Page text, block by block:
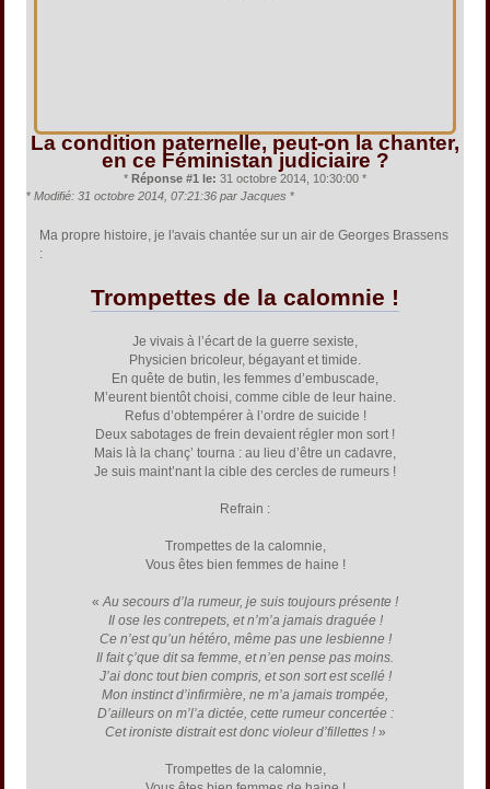
La condition paternelle, peut-on la chanter,
en ce Féministan judiciaire ?
* Réponse #1 le: 31 octobre 2014, 10:30:00 *
* Modifié: 31 octobre 2014, 07:21:36 par Jacques *
Ma propre histoire, je l'avais chantée sur un air de Georges Brassens
:
Trompettes de la calomnie !
Je vivais à l’écart de la guerre sexiste,
Physicien bricoleur, bégayant et timide.
En quête de butin, les femmes d’embuscade,
M’eurent bientôt choisi, comme cible de leur haine.
Refus d’obtempérer à l’ordre de suicide !
Deux sabotages de frein devaient régler mon sort !
Mais là la chanç’ tourna : au lieu d’être un cadavre,
Je suis maint’nant la cible des cercles de rumeurs !
Refrain :
Trompettes de la calomnie,
Vous êtes bien femmes de haine !
« Au secours d’la rumeur, je suis toujours présente !
Il ose les contrepets, et n’m’a jamais draguée !
Ce n’est qu’un hétéro, même pas une lesbienne !
Il fait ç’que dit sa femme, et n’en pense pas moins.
J’ai donc tout bien compris, et son sort est scellé !
Mon instinct d’infirmière, ne m’a jamais trompée,
D’ailleurs on m’l’a dictée, cette rumeur concertée :
Cet ironiste distrait est donc violeur d’fillettes ! »
Trompettes de la calomnie,